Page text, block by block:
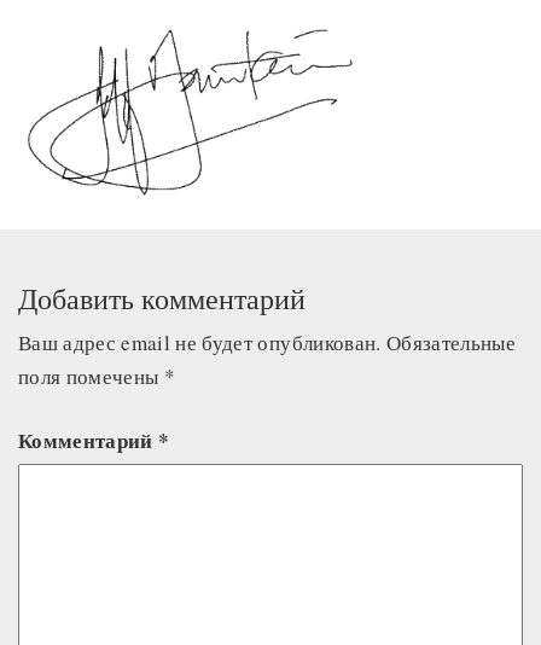
Добавить комментарий
Ваш адрес email не будет опубликован. Обязательные
поля помечены *
Комментарий *